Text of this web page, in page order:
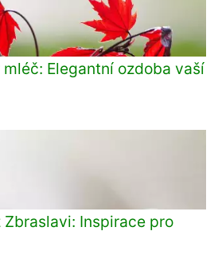
Elegantní ozdoba vaší
Zbraslavi: Inspirace pro